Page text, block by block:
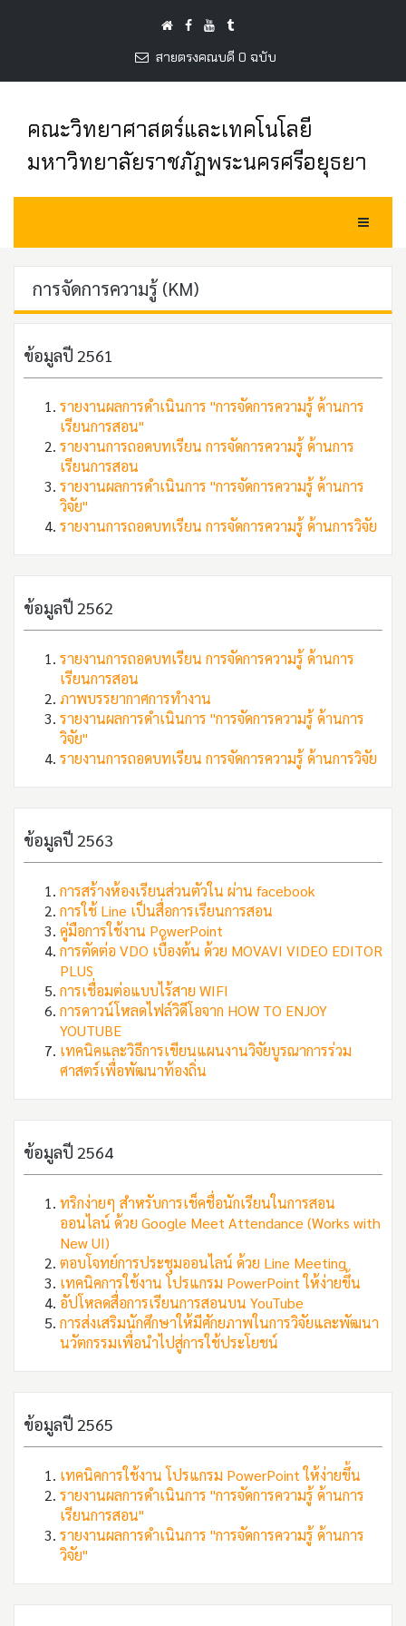
สายตรงคณบดี 0 ฉบับ
คณะวิทยาศาสตร์และเทคโนโลยี
มหาวิทยาลัยราชภัฏพระนครศรีอยุธยา
Toggle
การจัดการความรู้ (KM)
ข้อมูลปี 2561
รายงานผลการดำเนินการ "การจัดการความรู้ ด้านการ
เรียนการสอน"
รายงานการถอดบทเรียน การจัดการความรู้ ด้านการ
เรียนการสอน
รายงานผลการดำเนินการ "การจัดการความรู้ ด้านการ
วิจัย"
รายงานการถอดบทเรียน การจัดการความรู้ ด้านการวิจัย
ข้อมูลปี 2562
รายงานการถอดบทเรียน การจัดการความรู้ ด้านการ
เรียนการสอน
ภาพบรรยากาศการทำงาน
รายงานผลการดำเนินการ "การจัดการความรู้ ด้านการ
วิจัย"
รายงานการถอดบทเรียน การจัดการความรู้ ด้านการวิจัย
ข้อมูลปี 2563
การสร้างห้องเรียนส่วนตัวใน ผ่าน facebook
การใช้ Line เป็นสื่อการเรียนการสอน
คู่มือการใช้งาน PowerPoint
การตัดต่อ VDO เบื้องต้น ด้วย MOVAVI VIDEO EDITOR
PLUS
การเชื่อมต่อแบบไร้สาย WIFI
การดาวน์โหลดไฟล์วิดีโอจาก HOW TO ENJOY
YOUTUBE
เทคนิคและวิธีการเขียนแผนงานวิจัยบูรณาการร่วม
ศาสตร์เพื่อพัฒนาท้องถิ่น
ข้อมูลปี 2564
ทริกง่ายๆ สำหรับการเช็คชื่อนักเรียนในการสอน
ออนไลน์ ด้วย Google Meet Attendance (Works with
New UI)
ตอบโจทย์การประชุมออนไลน์ ด้วย Line Meeting
เทคนิคการใช้งาน โปรแกรม PowerPoint ให้ง่ายขึ้น
อัปโหลดสื่อการเรียนการสอนบน YouTube
การส่งเสริมนักศึกษาให้มีศักยภาพในการวิจัยและพัฒนา
นวัตกรรมเพื่อนำไปสู่การใช้ประโยชน์
ข้อมูลปี 2565
เทคนิคการใช้งาน โปรแกรม PowerPoint ให้ง่ายขึ้น
รายงานผลการดำเนินการ "การจัดการความรู้ ด้านการ
เรียนการสอน"
รายงานผลการดำเนินการ "การจัดการความรู้ ด้านการ
วิจัย"